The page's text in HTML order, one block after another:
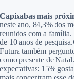
Capixabas mais
neste ano, 84,3% dos
reunidos com a família.
de 10 anos de pesquisa.
Futura também
como presente de
expectativas: 15%
mais concentram esse